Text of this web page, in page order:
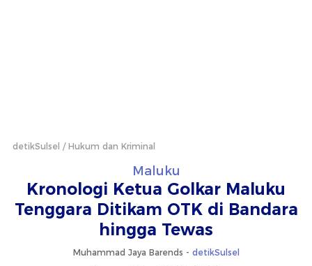
detikSulsel Hukum dan Kriminal
Maluku
Kronologi Ketua Golkar Maluku
Tenggara Ditikam OTK di Bandara
hingga Tewas
Muhammad Jaya Barends - detikSulsel